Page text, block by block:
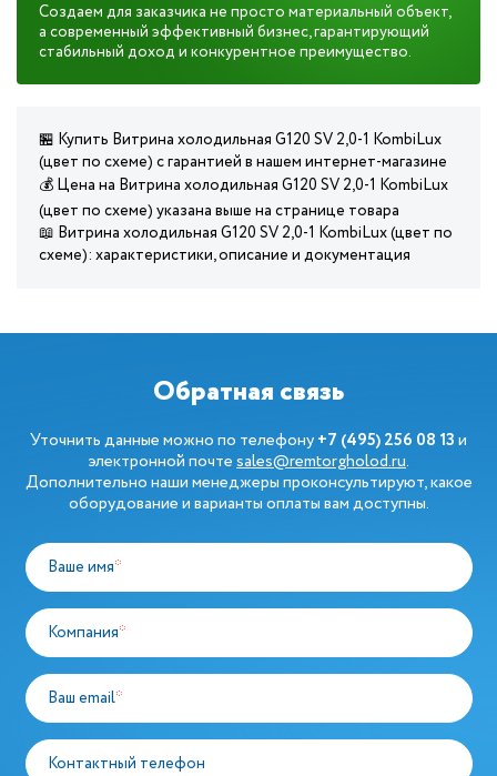
Создаем для заказчика не просто материальный объект,
а современный эффективный бизнес, гарантирующий
стабильный доход и конкурентное преимущество.
🏪 Купить Витрина холодильная G120 SV 2,0-1 KombiLux
(цвет по схеме) с гарантией в нашем интернет-магазине
💰 Цена на Витрина холодильная G120 SV 2,0-1 KombiLux
(цвет по схеме) указана выше на странице товара
📖 Витрина холодильная G120 SV 2,0-1 KombiLux (цвет по
схеме): характеристики, описание и документация
Обратная связь
Уточнить данные можно по телефону+7 (495) 256 08 13и
электронной почтеsales@remtorgholod.ru.
Дополнительно наши менеджеры проконсультируют, какое
оборудование и варианты оплаты вам доступны.
Ваше имя*
Компания*
Ваш email*
Контактный телефон